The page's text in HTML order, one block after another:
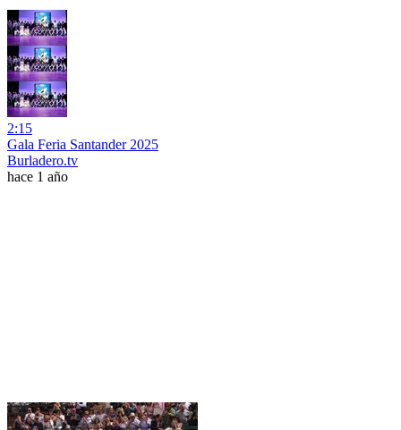
2:15
Gala Feria Santander 2025
Burladero.tv
hace 1 año